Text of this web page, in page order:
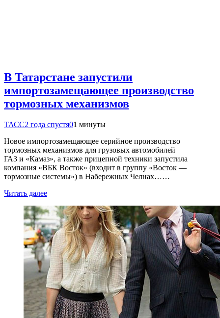
В Татарстане запустили
импортозамещающее производство
тормозных механизмов
ТАСС2 года спустя01 минуты
Новое импортозамещающее серийное производство
тормозных механизмов для грузовых автомобилей
ГАЗ и «Камаз», а также прицепной техники запустила
компания «ВБК Восток» (входит в группу «Восток —
тормозные системы») в Набережных Челнах……
Читать далее